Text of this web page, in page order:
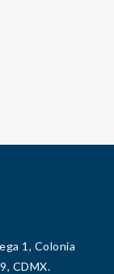
1, Colonia
CDMX.